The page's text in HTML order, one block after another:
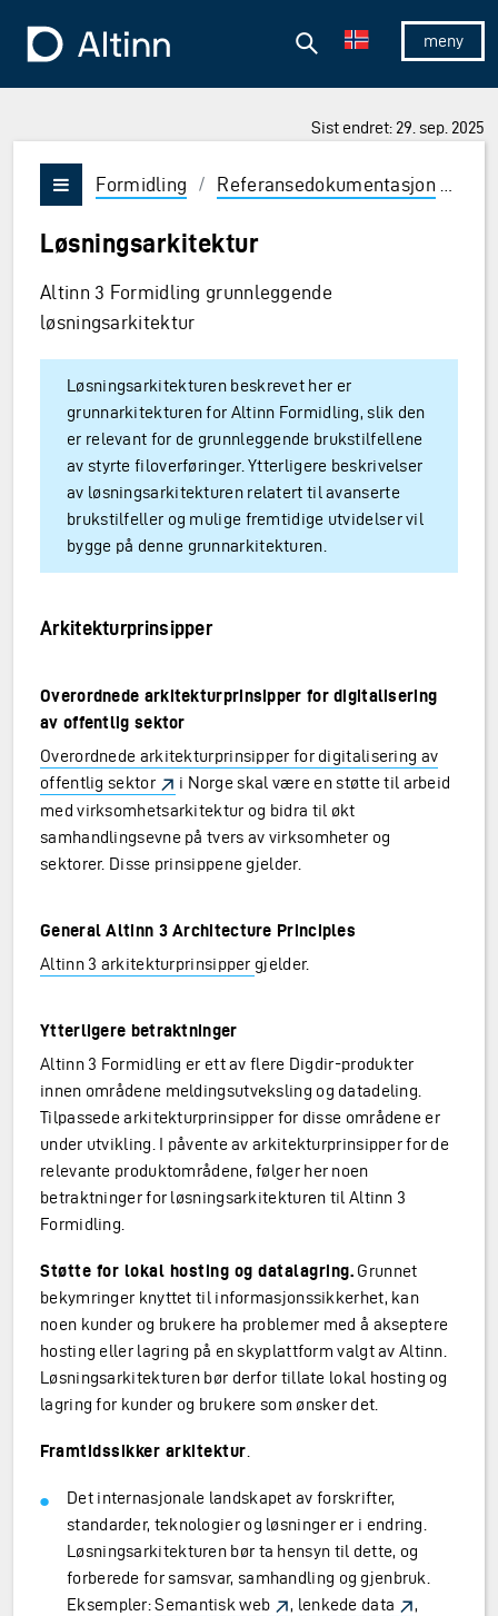
Vis/skjul
Søk
Sist endret: 29. sep. 2025
Vis/skjul meny
Formidling / Referansedokumentasjon
Løsningsarkitektur
Altinn 3 Formidling grunnleggende
løsningsarkitektur
Løsningsarkitekturen beskrevet her er
grunnarkitekturen for Altinn Formidling, slik den
er relevant for de grunnleggende brukstilfellene
av styrte filoverføringer. Ytterligere beskrivelser
av løsningsarkitekturen relatert til avanserte
brukstilfeller og mulige fremtidige utvidelser vil
bygge på denne grunnarkitekturen.
Arkitekturprinsipper
Overordnede arkitekturprinsipper for digitalisering
av offentlig sektor
Overordnede arkitekturprinsipper for digitalisering av
offentlig sektor
i Norge skal være en støtte til arbeid
med virksomhetsarkitektur og bidra til økt
samhandlingsevne på tvers av virksomheter og
sektorer. Disse prinsippene gjelder.
General Altinn 3 Architecture Principles
Altinn 3 arkitekturprinsipper gjelder.
Ytterligere betraktninger
Altinn 3 Formidling er ett av flere Digdir-produkter
innen områdene meldingsutveksling og datadeling.
Tilpassede arkitekturprinsipper for disse områdene er
under utvikling. I påvente av arkitekturprinsipper for de
relevante produktområdene, følger her noen
betraktninger for løsningsarkitekturen til Altinn 3
Formidling.
Støtte for lokal hosting og datalagring. Grunnet
bekymringer knyttet til informasjonssikkerhet, kan
noen kunder og brukere ha problemer med å akseptere
hosting eller lagring på en skyplattform valgt av Altinn.
Løsningsarkitekturen bør derfor tillate lokal hosting og
lagring for kunder og brukere som ønsker det.
Framtidssikker arkitektur
Det internasjonale landskapet av forskrifter,
standarder, teknologier og løsninger er i endring.
Løsningsarkitekturen bør ta hensyn til dette, og
forberede for samsvar, samhandling og gjenbruk.
Eksempler:Semantisk web , lenkede data
,